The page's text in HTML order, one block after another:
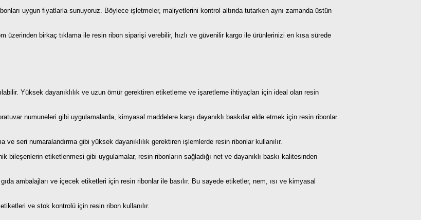
uygun fiyatlarla sunuyoruz. Böylece işletmeler, maliyetlerini kontrol altında tutarken aynı zamanda üstün
üzerinden birkaç tıklama ile resin ribon siparişi verebilir, hızlı ve güvenilir kargo ile ürünlerinizi en kısa sürede
Yüksek dayanıklılık ve uzun ömür gerektiren etiketleme ve işaretleme ihtiyaçları için ideal olan resin
numuneleri gibi uygulamalarda, kimyasal maddelere karşı dayanıklı baskılar elde etmek için resin ribonlar
seri numaralandırma gibi yüksek dayanıklılık gerektiren işlemlerde resin ribonlar kullanılır.
etiketlenmesi gibi uygulamalar, resin ribonların sağladığı net ve dayanıklı baskı kalitesinden
ambalajları ve içecek etiketleri için resin ribonlar ile basılır. Bu sayede etiketler, nem, ısı ve kimyasal
ve stok kontrolü için resin ribon kullanılır.